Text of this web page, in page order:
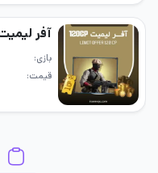
آفر لیمیت 120سی پی +
بازی
قیمت